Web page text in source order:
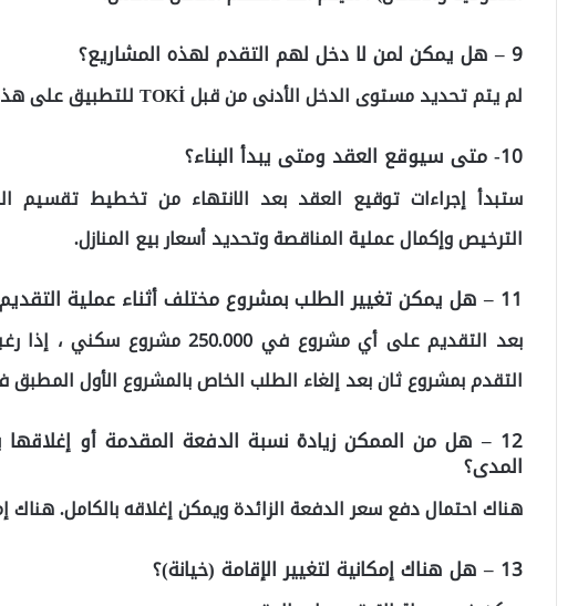
9 – هل يمكن لمن لا دخل لهم التقدم لهذه المشاريع؟
لم يتم تحديد مستوى الدخل الأدنى من قبل TOKİ للتطبيق على هذه المشاريع.
10- متى سيوقع العقد ومتى يبدأ البناء؟
ستبدأ إجراءات توقيع العقد بعد الانتهاء من تخطيط تقسيم
الترخيص وإكمال عملية المناقصة وتحديد أسعار بيع المنازل.
11 – هل يمكن تغيير الطلب بمشروع مختلف أثناء عملية التقديم؟
بعد التقديم على أي مشروع في
التقدم بمشروع ثان بعد إلغاء الطلب الخاص بالمشروع الأول المطبق
12 – هل من الممكن زيادة نسبة الدفعة المقدمة أو
المدى؟
هناك احتمال دفع سعر الدفعة الزائدة ويمكن إغلاقه بالكامل. هناك
13 – هل هناك إمكانية لتغيير الإقامة (خيانة)؟